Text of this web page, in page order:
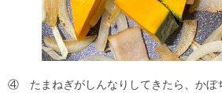
④ たまねぎがしんなりしてきたら、かぼ